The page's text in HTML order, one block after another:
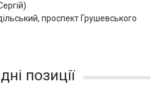
проспект Грушевського
позиції